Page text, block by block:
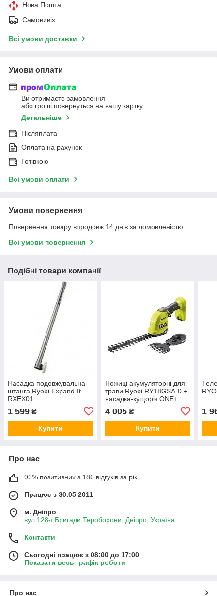
Нова Пошта
Самовивіз
Всі умови доставки
Умови оплати
Ви отримаєте замовлення
або гроші повернуться на вашу картку
Детальніше
Післяплата
Оплата на рахунок
Готівкою
Всі умови оплати
Умови повернення
Повернення товару впродовж 14 днів за домовленістю
Всі умови повернення
Подібні товари компанії
Насадка подовжувальна
штанга Ryobi Expand-It
RXEX01
1 599 ₴
Купити
Ножиці акумуляторні для
трави Ryobi RY18GSA-0 +
насадка-кущоріз ONE+
4 005₴
Купити
1
Про нас
93% позитивних з 186 відгуків за рік
Працює з 30.05.2011
м. Дніпро
вул.128-ї Бригади Тероборони, Дніпро, Україна
Контакти
Сьогодні працює з 08:00 до 17:00
Показати весь графік роботи
Про нас